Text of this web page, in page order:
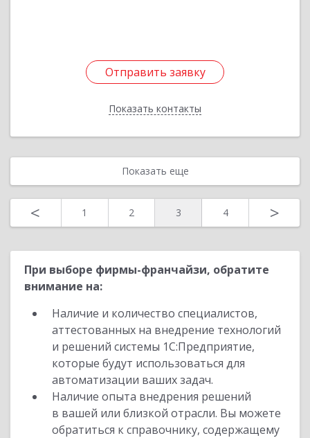
Отправить заявку
Показать контакты
Отправить заявку
Назад
Показать еще
< 1 2 3 4 >
При выборе фирмы-франчайзи, обратите
внимание на:
Наличие и количество специалистов,
аттестованных на внедрение технологий
и решений системы 1С:Предприятие,
которые будут использоваться для
автоматизации ваших задач.
Наличие опыта внедрения решений
в вашей или близкой отрасли. Вы можете
обратиться к справочнику, содержащему